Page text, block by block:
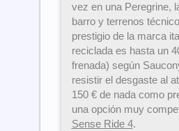
vez en una Peregrine,
barro y terrenos
prestigio de la marca
reciclada es hasta un
frenada) según
resistir el desgaste al
150 € de nada como
una opción muy
Sense Ride 4.